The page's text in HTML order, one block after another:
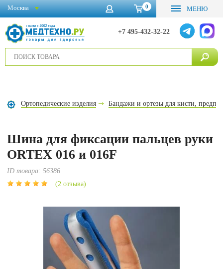
0 МЕНЮ
+7 495-432-32-22
Москва
Ортопедические изделия Бандажи и ортезы для кисти,
Шина для фиксации пальцев руки
ORTEX 016 и 016F
ID товара:56386
(2 отзыва)